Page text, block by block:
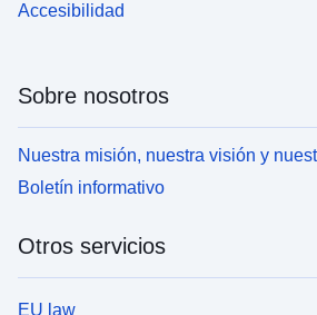
Accesibilidad
Sobre nosotros
Nuestra misión, nuestra visión y
Boletín informativo
Otros servicios
EU law